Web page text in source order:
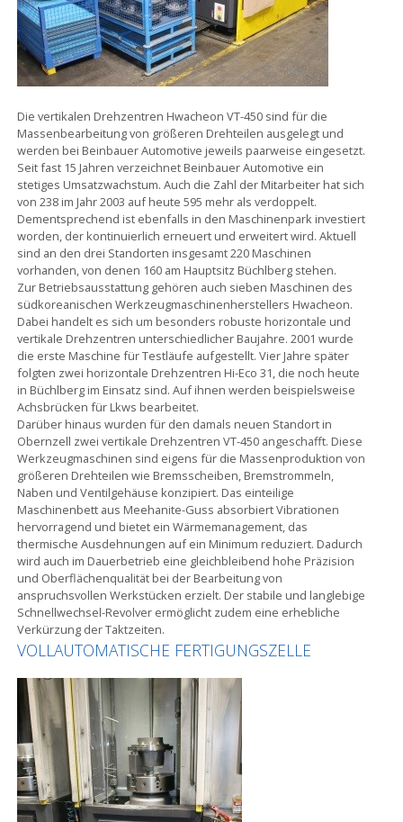
Die vertikalen Drehzentren Hwacheon VT-450 sind für die
Massenbearbeitung von größeren Drehteilen ausgelegt und
werden bei Beinbauer Automotive jeweils paarweise eingesetzt.
Seit fast 15 Jahren verzeichnet Beinbauer Automotive ein
stetiges Umsatzwachstum. Auch die Zahl der Mitarbeiter hat sich
von 238 im Jahr 2003 auf heute 595 mehr als verdoppelt.
Dementsprechend ist ebenfalls in den Maschinenpark investiert
worden, der kontinuierlich erneuert und erweitert wird. Aktuell
sind an den drei Standorten insgesamt 220 Maschinen
vorhanden, von denen 160 am Hauptsitz Büchlberg stehen.
Zur Betriebsausstattung gehören auch sieben Maschinen des
südkoreanischen Werkzeugmaschinenherstellers Hwacheon.
Dabei handelt es sich um besonders robuste horizontale und
vertikale Drehzentren unterschiedlicher Baujahre. 2001 wurde
die erste Maschine für Testläufe aufgestellt. Vier Jahre später
folgten zwei horizontale Drehzentren Hi-Eco 31, die noch heute
in Büchlberg im Einsatz sind. Auf ihnen werden beispielsweise
Achsbrücken für Lkws bearbeitet.
Darüber hinaus wurden für den damals neuen Standort in
Obernzell zwei vertikale Drehzentren VT-450 angeschafft. Diese
Werkzeugmaschinen sind eigens für die Massenproduktion von
größeren Drehteilen wie Bremsscheiben, Bremstrommeln,
Naben und Ventilgehäuse konzipiert. Das einteilige
Maschinenbett aus Meehanite-Guss absorbiert Vibrationen
hervorragend und bietet ein Wärmemanagement, das
thermische Ausdehnungen auf ein Minimum reduziert. Dadurch
wird auch im Dauerbetrieb eine gleichbleibend hohe Präzision
und Oberflächenqualität bei der Bearbeitung von
anspruchsvollen Werkstücken erzielt. Der stabile und langlebige
Schnellwechsel-Revolver ermöglicht zudem eine erhebliche
Verkürzung der Taktzeiten.
VOLLAUTOMATISCHE FERTIGUNGSZELLE